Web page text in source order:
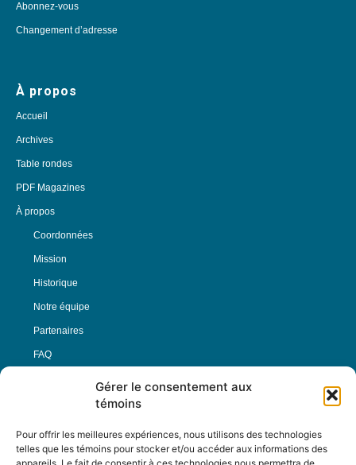
Gérer le consentement aux
témoins
Pour offrir les meilleures expériences, nous utilisons des technologies
telles que les témoins pour stocker et/ou accéder aux informations des
Abonnez-vous
Changement d’adresse
À propos
Accueil
Archives
Table rondes
PDF Magazines
À propos
Coordonnées
Mission
Historique
Notre équipe
Partenaires
FAQ